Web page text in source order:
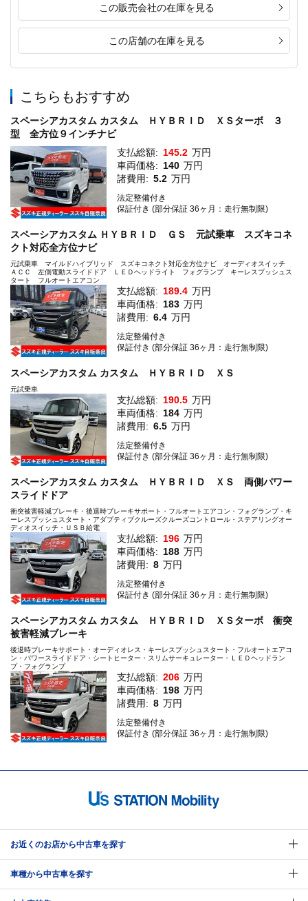
この販売会社の在庫を見る
この店舗の在庫を見る
こちらもおすすめ
スペーシアカスタム カスタム ＨＹＢＲＩＤ ＸＳターボ ３
型 全方位９インチナビ
支払総額: 145.2 万円
車両価格: 140 万円
諸費用: 5.2 万円
法定整備付き
保証付き (部分保証 36ヶ月：走行無制限)
スペーシアカスタム ＨＹＢＲＩＤ ＧＳ 元試乗車 スズキコネ
クト対応全方位ナビ
元試乗車 マイルドハイブリッド スズキコネクト対応全方位ナビ オーディオスイッチ
ＡＣＣ 左側電動スライドドア ＬＥＤヘッドライト フォグランプ キーレスプッシュス
タート フルオートエアコン
支払総額: 189.4 万円
車両価格: 183 万円
諸費用: 6.4 万円
法定整備付き
保証付き (部分保証 36ヶ月：走行無制限)
スペーシアカスタム カスタム ＨＹＢＲＩＤ ＸＳ
元試乗車
支払総額: 190.5 万円
車両価格: 184 万円
諸費用: 6.5 万円
法定整備付き
保証付き (部分保証 36ヶ月：走行無制限)
スペーシアカスタム カスタム ＨＹＢＲＩＤ ＸＳ 両側パワー
スライドドア
衝突被害軽減ブレーキ・後退時ブレーキサポート・フルオートエアコン・フォグランプ・キ
ーレスプッシュスタート・アダプティブクルーズクルーズコントロール・ステアリングオー
ディオスイッチ・ＵＳＢ給電
支払総額: 196 万円
車両価格: 188 万円
諸費用: 8 万円
法定整備付き
保証付き (部分保証 36ヶ月：走行無制限)
スペーシアカスタム カスタム ＨＹＢＲＩＤ ＸＳターボ 衝突
被害軽減ブレーキ
後退時ブレーキサポート・オーディオレス・キーレスプッシュスタート・フルオートエアコ
ン・パワースライドドア・シートヒーター・スリムサーキュレーター・ＬＥＤヘッドラン
プ・フォグランプ
支払総額: 206 万円
車両価格: 198 万円
諸費用: 8 万円
法定整備付き
保証付き (部分保証 36ヶ月：走行無制限)
お近くのお店から中古車を探す
車種から中古車を探す